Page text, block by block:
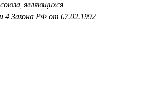
являющихся
4 Закона РФ от 07.02.1992